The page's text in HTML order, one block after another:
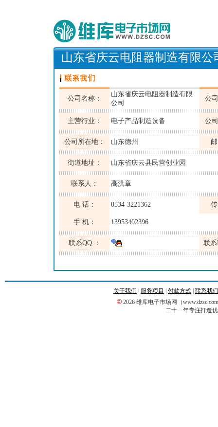
山东省庆云电阻器制造有限公
公司名称：
山东省庆云电阻器制造有限
公司
公
主营行业： 电子产品制造设备 公
公司所在地： 山东德州
街道地址： 山东省庆云县民营创业园
联系人： 高洪章
电 话： 0534-3221362
手 机： 13953402396
联系QQ ： 联
关于我们 服务项目 付款方式 联系我们
© 2026 维库电子市场网（
二十一年专注打造